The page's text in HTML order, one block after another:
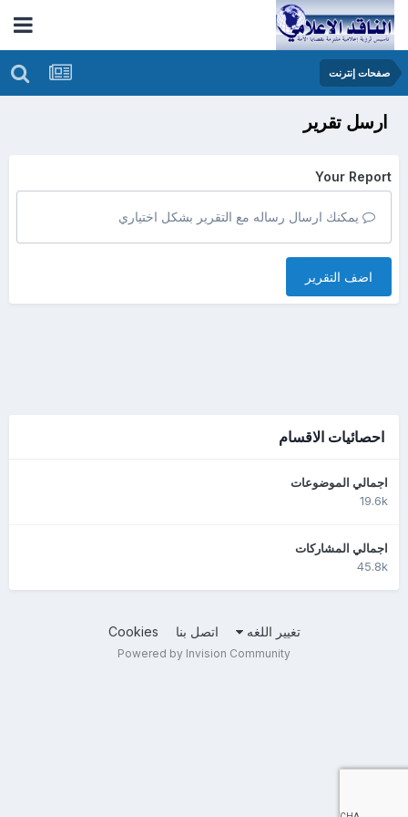
صفحات إنترنت
ارسل تقرير
Your Report
يمكنك ارسال رساله مع التقرير بشكل اختياري
اضف التقرير
احصائيات الاقسام
اجمالي الموضوعات
19.6k
اجمالي المشاركات
45.8k
تغيير اللغه اتصل بنا Cookies
Powered by Invision Community